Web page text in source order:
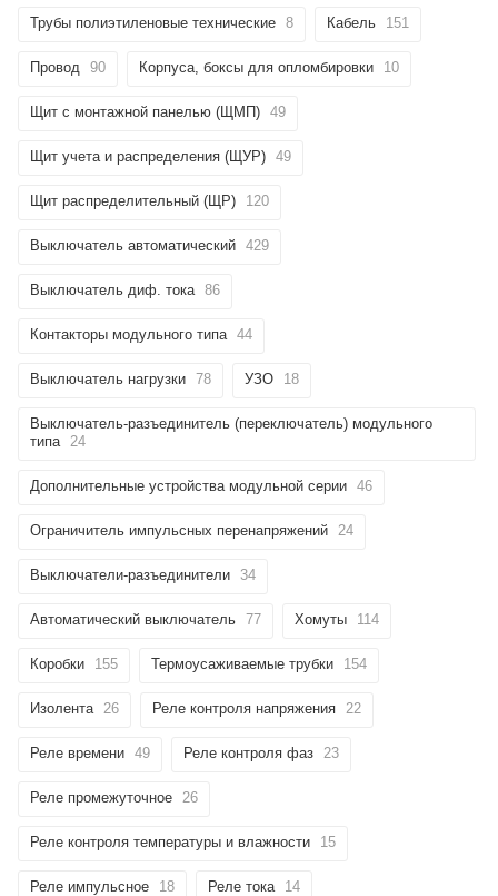
Трубы полиэтиленовые технические 8 Кабель 151
Провод 90 Корпуса, боксы для опломбировки 10
Щит с монтажной панелью (ЩМП) 49
Щит учета и распределения (ЩУР) 49
Щит распределительный (ЩР) 120
Выключатель автоматический 429
Выключатель диф. тока 86
Контакторы модульного типа 44
Выключатель нагрузки 78 УЗО 18
Выключатель-разъединитель (переключатель) модульного
типа 24
Дополнительные устройства модульной серии 46
Ограничитель импульсных перенапряжений 24
Выключатели-разъединители 34
Автоматический выключатель 77 Хомуты 114
Коробки 155 Термоусаживаемые трубки 154
Изолента 26 Реле контроля напряжения 22
Реле времени 49 Реле контроля фаз 23
Реле промежуточное 26
Реле контроля температуры и влажности 15
Реле импульсное 18 Реле тока 14